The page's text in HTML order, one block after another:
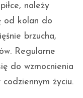
należy
od kolan do
brzucha,
Regularne
do wzmocnienia
życiu.